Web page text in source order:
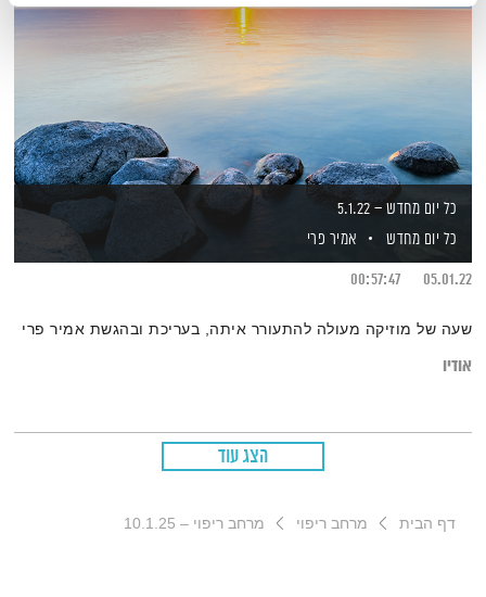
כל יום מחדש – 5.1.22
כל יום מחדש
אמיר פרי
05.01.22
00:57:47
שעה של מוזיקה מעולה להתעורר איתה, בעריכת ובהגשת אמיר פרי
אודיו
הצג עוד
דף הבית מרחב ריפוי מרחב ריפוי – 10.1.25